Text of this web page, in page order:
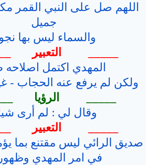
اللهم صل على النبي القمر
جميل
والسماء ليس بها
_____ التعبير
المهدي اكتمل اصلاحه
ولكن لم يرفع عنه الحجاب -
_____ الرؤيا
وقال لي : لم أرى
_____ التعبير
صديق الرائي ليس مقتنع بما
في امر المهدي